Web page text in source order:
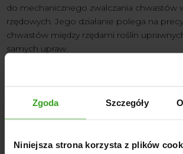
Zgoda Szczegóły
Niniejsza strona korzysta z plików
do mechanicznego zwalczania chwastów
rzędowych. Jego działanie polega na
chwastów między rzędami roślin
samych upraw.
rozwiązanie dla gospodarstw
metod walki z chwastami. Urządzenie